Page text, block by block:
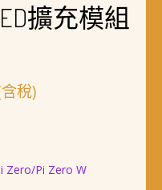
擴充模組
：
稅)
Zero/Pi Zero W